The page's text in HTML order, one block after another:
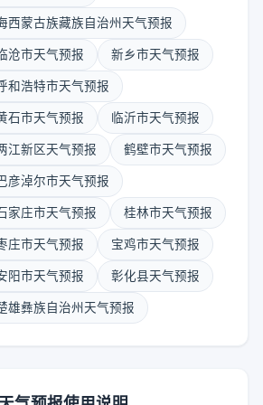
西蒙古族藏族自治州天气预报
沧市天气预报 新乡市天气预报
和浩特市天气预报
石市天气预报 临沂市天气预报
江新区天气预报 鹤壁市天气预报
彦淖尔市天气预报
家庄市天气预报 桂林市天气预报
庄市天气预报 宝鸡市天气预报
阳市天气预报 彰化县天气预报
雄彝族自治州天气预报